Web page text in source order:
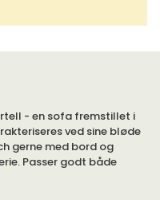
- en sofa fremstillet i
ved sine bløde
gerne med bord og
Passer godt både